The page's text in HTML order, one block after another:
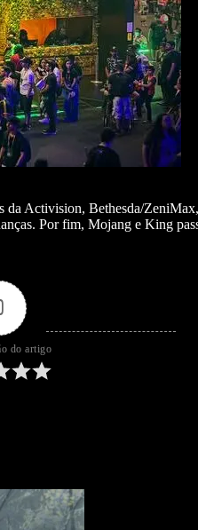
da Activision, Bethesda/
Por fim, Mojang e King
do artigo